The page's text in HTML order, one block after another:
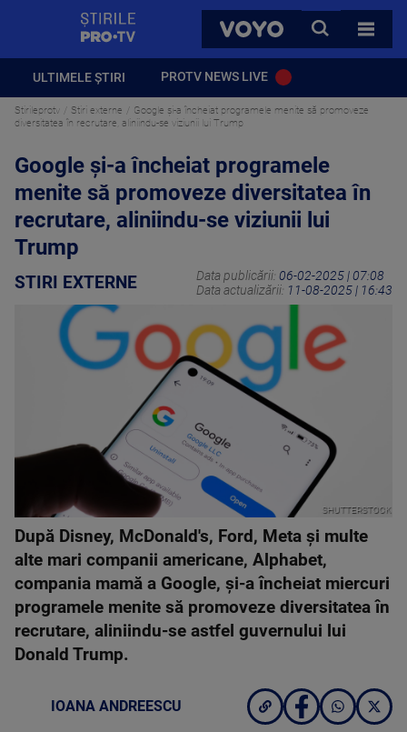
VOYO
CAUTA
TOATE
ULTIMELE ȘTIRI PROTV NEWS LIVE
Stirileprotv Stiri externe
Google şi-a încheiat programele menite să promoveze
diversitatea în recrutare, aliniindu-se viziunii lui Trump
Google şi-a încheiat programele
menite să promoveze diversitatea în
recrutare, aliniindu-se viziunii lui
Trump
STIRI EXTERNE Data publicării: 06-02-2025 | 07:08
Data actualizării: 11-08-2025 | 16:43
SHUTTERSTOCK
După Disney, McDonald's, Ford, Meta şi multe
alte mari companii americane, Alphabet,
compania mamă a Google, şi-a încheiat miercuri
programele menite să promoveze diversitatea în
recrutare, aliniindu-se astfel guvernului lui
Donald Trump.
IOANA ANDREESCU